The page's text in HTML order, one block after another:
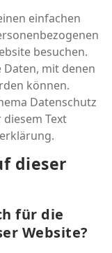
einfachen
besuchen.
Daten, mit denen
können.
Datenschutz
Text
dieser
für die
Website?